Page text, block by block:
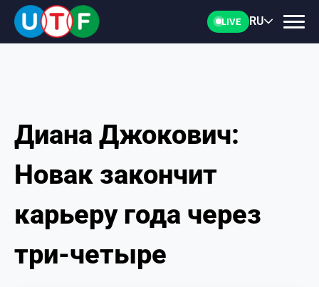
LIVE RU
ГЛАВНАЯ
ФТУ
НОВОСТИ
ДОКУМЕНТЫ
Диана Джокович:
Новак закончит
карьеру года через
три-четыре